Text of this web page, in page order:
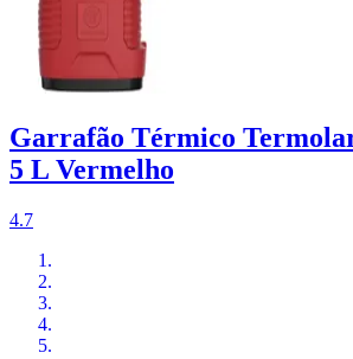
Garrafão Térmico
5 L Vermelho
4.7